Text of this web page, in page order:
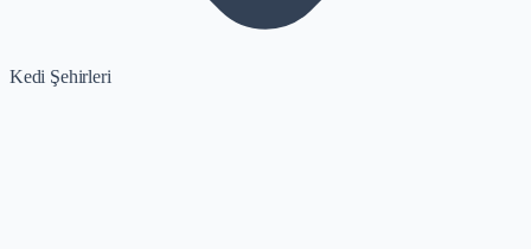
Kedi Şehirleri